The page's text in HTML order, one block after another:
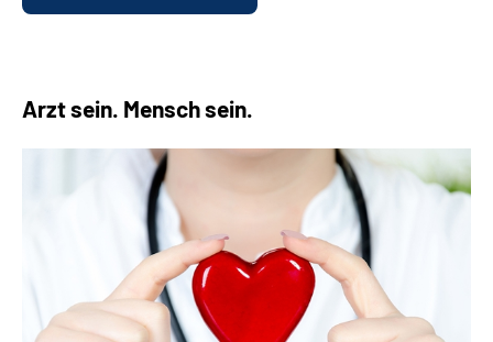
Arzt sein. Mensch sein.